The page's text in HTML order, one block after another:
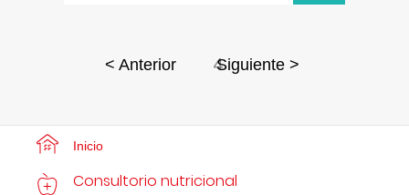
< Anterior 4
Siguiente >
Inicio
Consultorio nutricional